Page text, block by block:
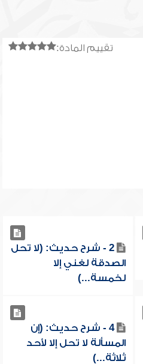
تقييم المادة:
2 - شرح حديث: (لا تحل
الصدقة لغني إلا
لخمسة...)
4 - شرح حديث: (إن
المسألة لا تحل إلا لأحد
ثلاثة...)